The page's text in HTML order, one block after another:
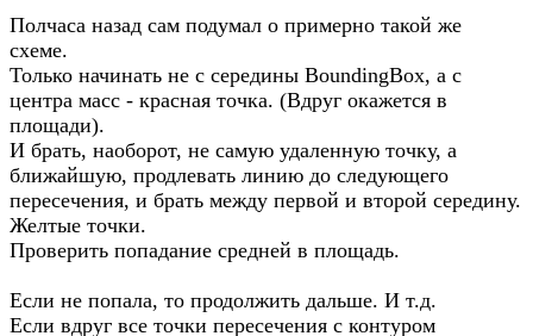
Полчаса назад сам подумал о примерно такой же
схеме.
Только начинать не с середины BoundingBox, а с
центра масс - красная точка. (Вдруг окажется в
площади).
И брать, наоборот, не самую удаленную точку, а
ближайшую, продлевать линию до следующего
пересечения, и брать между первой и второй середину.
Желтые точки.
Проверить попадание средней в площадь.
Если не попала, то продолжить дальше. И т.д.
Если вдруг все точки пересечения с контуром